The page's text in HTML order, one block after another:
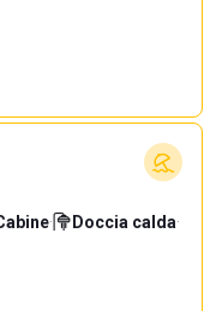
· Doccia calda·